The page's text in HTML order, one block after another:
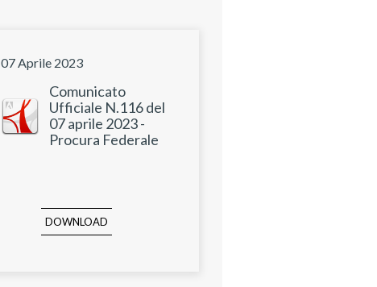
07 Aprile 2023
Comunicato
Ufficiale N.116 del
07 aprile 2023 -
Procura Federale
DOWNLOAD